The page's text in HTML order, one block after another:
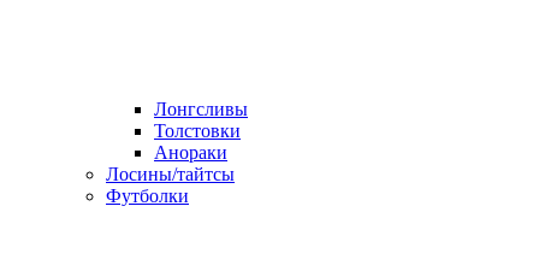
Лонгсливы
Толстовки
Анораки
Лосины/тайтсы
Футболки